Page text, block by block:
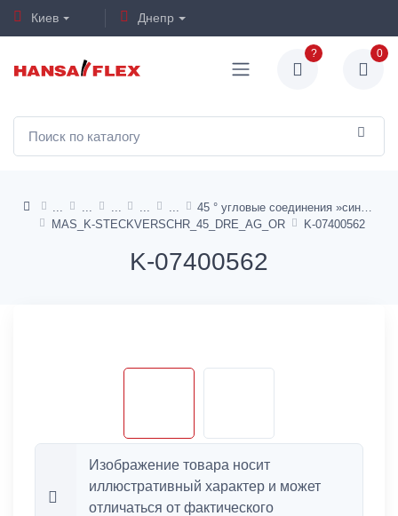
Киев Днепр
? 0
MAS_K-STECKVERSCHR_45_DRE_AG_OR
K-07400562
K-07400562
Изображение товара носит
иллюстративный характер и может
отличаться от фактического